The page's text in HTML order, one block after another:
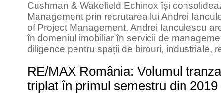
Cushman & Wakefield Echinox își
Management prin recrutarea lui Andrei
of Project Management. Andrei Ianculescu
în domeniul imobiliar în servicii de
diligence pentru spații de birouri, industriale,
RE/MAX România: Volumul
triplat în primul semestru din 2019